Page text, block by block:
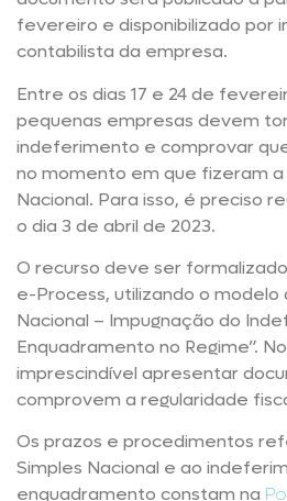
fevereiro e disponibilizado por
contabilista da empresa.
Entre os dias 17 e 24 de
pequenas empresas devem
indeferimento e comprovar
no momento em que fizeram a
Nacional. Para isso, é preciso
o dia 3 de abril de 2023.
O recurso deve ser
e-Process, utilizando o modelo
Nacional – Impugnação do
Enquadramento no Regime”.
imprescindível apresentar
comprovem a regularidade
Os prazos e procedimentos
Simples Nacional e ao
enquadramento constam na